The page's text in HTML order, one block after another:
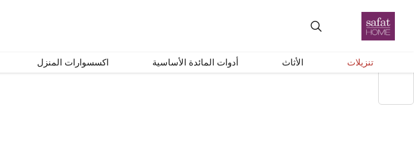
تنزيلات الأثاث أدوات المائدة الأساسية اكسسوارات المنزل